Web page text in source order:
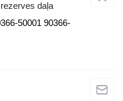
daļa
50001 90366-